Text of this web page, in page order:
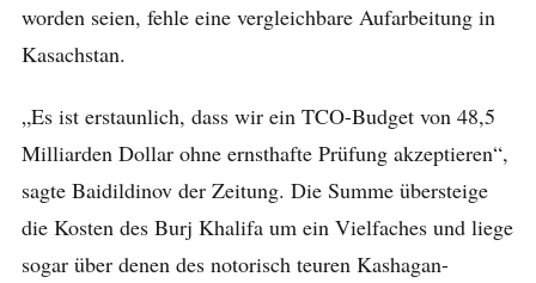
worden seien, fehle eine vergleichbare Aufarbeitung in
Kasachstan.
„Es ist erstaunlich, dass wir ein TCO-Budget von 48,5
Milliarden Dollar ohne ernsthafte Prüfung akzeptieren“,
sagte Baidildinov der Zeitung. Die Summe übersteige
die Kosten des Burj Khalifa um ein Vielfaches und liege
sogar über denen des notorisch teuren Kashagan-